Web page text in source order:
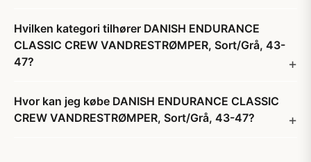
Hvilken kategori tilhører DANISH ENDURANCE
CLASSIC CREW VANDRESTRØMPER, Sort/Grå, 43-
47?
Hvor kan jeg købe DANISH ENDURANCE CLASSIC
CREW VANDRESTRØMPER, Sort/Grå, 43-47?